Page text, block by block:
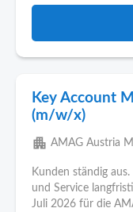
Key Account
(m/w/x)
apartment AMAG Austria
Kunden ständig
und Service
Juli 2026 für die